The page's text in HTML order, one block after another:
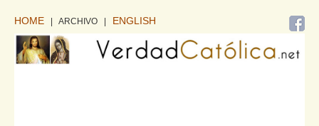
HOME | ARCHIVO ENGLISH